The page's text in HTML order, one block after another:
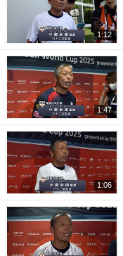
1:12
1:47
1:06